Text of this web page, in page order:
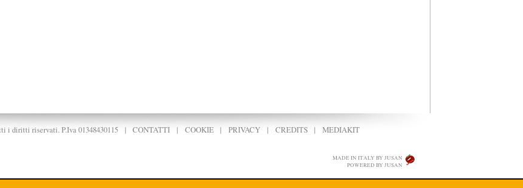
i diritti riservati. P.Iva 01348430115 |CONTATTI | COOKIE|PRIVACY | CREDITS| MEDIAKIT
MADE IN ITALY BY JUSAN
POWERED BY JUSAN